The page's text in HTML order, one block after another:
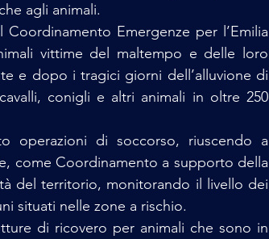
agli animali.
Emergenze per l’Emilia
vittime del maltempo e delle loro
e dopo i tragici giorni dell’alluvione di
conigli e altri animali in oltre 250
operazioni di soccorso, riuscendo a
come Coordinamento a supporto della
del territorio, monitorando il livello dei
situati nelle zone a rischio.
di ricovero per animali che sono in